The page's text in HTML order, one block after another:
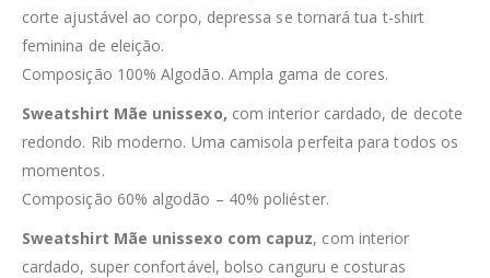
corte ajustável ao corpo, depressa se tornará tua t-shirt
feminina de eleição.
Composição 100% Algodão. Ampla gama de cores.
Sweatshirt Mãe unissexo, com interior cardado, de decote
redondo. Rib moderno. Uma camisola perfeita para todos os
momentos.
Composição 60% algodão – 40% poliéster.
Sweatshirt Mãe unissexo com capuz, com interior
cardado, super confortável, bolso canguru e costuras